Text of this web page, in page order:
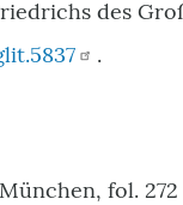
des
.
fol. 272